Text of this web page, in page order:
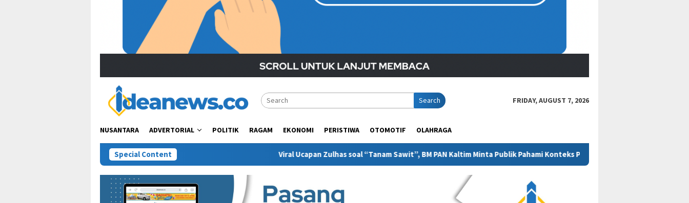
Search FRIDAY, AUGUST 7, 2026
NUSANTARA ADVERTORIAL POLITIK RAGAM EKONOMI PERISTIWA OTOMOTIF OLAHRAGA
Special Content Viral Ucapan Zulhas soal “Tanam Sawit”, BM PAN Kaltim Minta Publik Pahami Konteks Pidato Secara Utuh